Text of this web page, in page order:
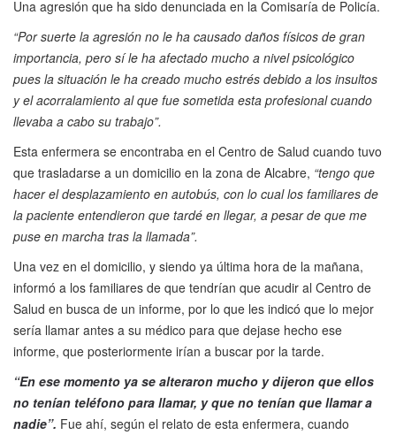
Una agresión que ha sido denunciada en la Comisaría de Policía.
“Por suerte la agresión no le ha causado daños físicos de gran
importancia, pero sí le ha afectado mucho a nivel psicológico
pues la situación le ha creado mucho estrés debido a los insultos
y el acorralamiento al que fue sometida esta profesional cuando
llevaba a cabo su trabajo”.
Esta enfermera se encontraba en el Centro de Salud cuando tuvo
que trasladarse a un domicilio en la zona de Alcabre, “tengo que
hacer el desplazamiento en autobús, con lo cual los familiares de
la paciente entendieron que tardé en llegar, a pesar de que me
puse en marcha tras la llamada”.
Una vez en el domicilio, y siendo ya última hora de la mañana,
informó a los familiares de que tendrían que acudir al Centro de
Salud en busca de un informe, por lo que les indicó que lo mejor
sería llamar antes a su médico para que dejase hecho ese
informe, que posteriormente irían a buscar por la tarde.
“En ese momento ya se alteraron mucho y dijeron que ellos
no tenían teléfono para llamar, y que no tenían que llamar a
nadie”. Fue ahí, según el relato de esta enfermera, cuando